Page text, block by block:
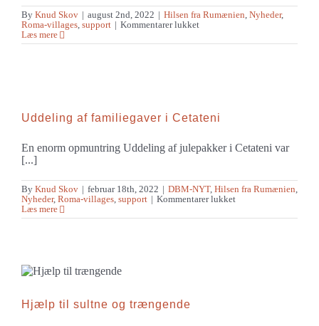
By Knud Skov | august 2nd, 2022 | Hilsen fra Rumænien, Nyheder,
Roma-villages, support | Kommentarer lukkettil
til
Læs mere
Uddeling af familiegaver i Cetateni
En enorm opmuntring Uddeling af julepakker i Cetateni var
[...]
By Knud Skov | februar 18th, 2022 | DBM-NYT, Hilsen fra Rumænien,
Nyheder, Roma-villages, support | Kommentarer lukkettil
af
Læs mere
Hjælp til sultne og trængende